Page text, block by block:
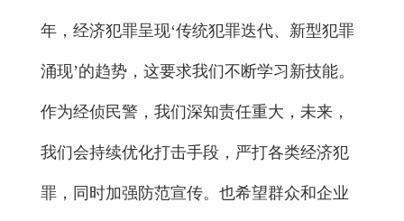
年，经济犯罪呈现‘传统犯罪迭代、新型犯罪
涌现’的趋势，这要求我们不断学习新技能。
作为经侦民警，我们深知责任重大，未来，
我们会持续优化打击手段，严打各类经济犯
罪，同时加强防范宣传。也希望群众和企业